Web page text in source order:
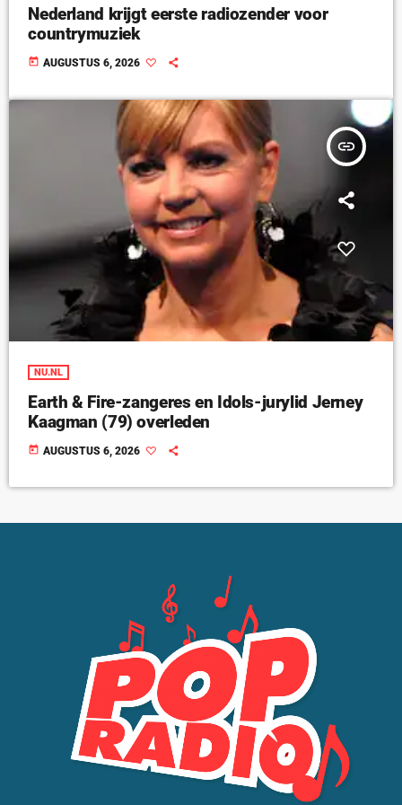
Nederland krijgt eerste radiozender voor
countrymuziek
today AUGUSTUS 6, 2026
insert_link
NU.NL
Earth & Fire-zangeres en Idols-jurylid Jerney
Kaagman (79) overleden
today AUGUSTUS 6, 2026